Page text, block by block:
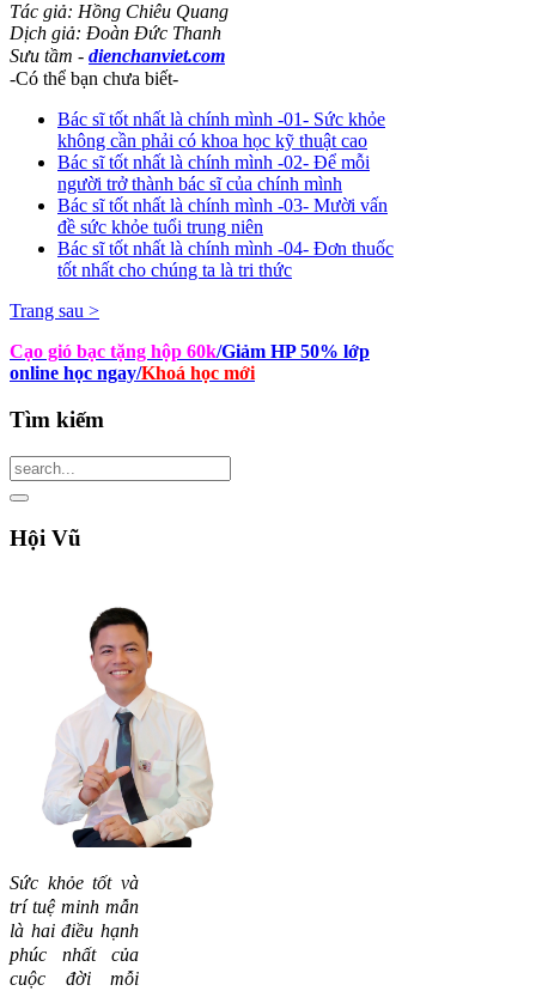
Tác giả: Hồng Chiêu Quang
Dịch giả: Đoàn Đức Thanh
Sưu tầm - dienchanviet.com
-Có thể bạn chưa biết-
Bác sĩ tốt nhất là chính mình -01- Sức khỏe
không cần phải có khoa học kỹ thuật cao
Bác sĩ tốt nhất là chính mình -02- Để mỗi
người trở thành bác sĩ của chính mình
Bác sĩ tốt nhất là chính mình -03- Mười vấn
đề sức khỏe tuổi trung niên
Bác sĩ tốt nhất là chính mình -04- Đơn thuốc
tốt nhất cho chúng ta là tri thức
Trang sau >
Cạo gió bạc tặng hộp 60k/Giảm HP 50% lớp
online học ngay/Khoá học mới
Tìm kiếm
Hội Vũ
Sức khỏe tốt và
trí tuệ minh mẫn
là hai điều hạnh
phúc nhất của
cuộc đời mỗi